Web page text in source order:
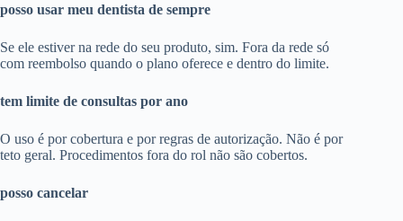
posso usar meu dentista de sempre
Se ele estiver na rede do seu produto, sim. Fora da rede só
com reembolso quando o plano oferece e dentro do limite.
tem limite de consultas por ano
O uso é por cobertura e por regras de autorização. Não é por
teto geral. Procedimentos fora do rol não são cobertos.
posso cancelar